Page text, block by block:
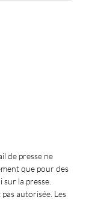
de presse ne
que pour des
la presse.
autorisée. Les